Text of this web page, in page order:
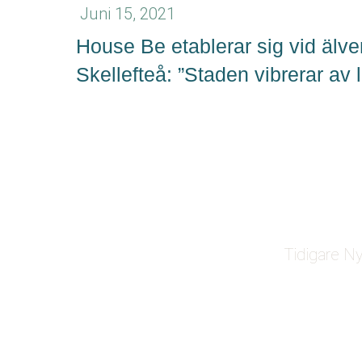
Juni 15, 2021
House Be etablerar sig vid
Skellefteå: ”Staden vibrerar av
Tidigare